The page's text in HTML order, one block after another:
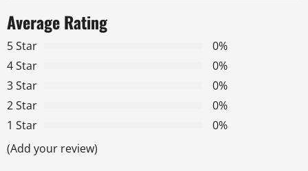
a
v
i
g
a
Average Rating
5 Star
0%
4 Star
0%
3 Star
0%
2 Star
0%
1 Star
0%
(Add your review)